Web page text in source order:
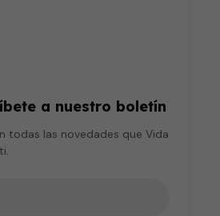
a nuestro boletín
todas las novedades que Vida